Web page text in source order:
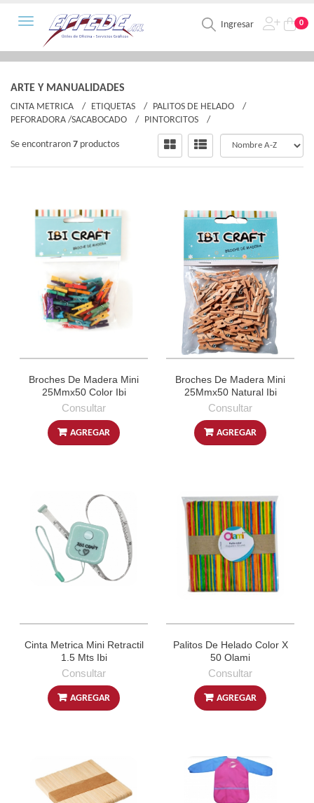
Ingresar 0
Toggle navigation
ARTE Y MANUALIDADES
CINTA METRICA ETIQUETAS
PALITOS DE HELADO
PEFORADORA /SACABOCADO
PINTORCITOS
Se encontraron 7 productos
Broches De Madera Mini
25Mmx50 Color Ibi
Consultar
AGREGAR
Broches De Madera Mini
25Mmx50 Natural Ibi
Consultar
AGREGAR
Cinta Metrica Mini Retractil
1.5 Mts Ibi
Consultar
AGREGAR
Palitos De Helado Color X
50 Olami
Consultar
AGREGAR